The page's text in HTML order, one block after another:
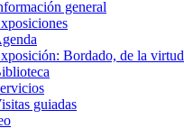
general
Bordado, de la virtud
guiadas